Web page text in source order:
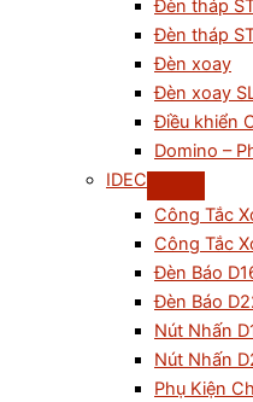
Đèn tháp
Đèn tháp
Đèn xoay
Đèn xoay
Điều khiển
Domino –
IDEC
Công Tắc
Công Tắc
Đèn Báo
Đèn Báo
Nút Nhấn
Nút Nhấn
Phụ Kiện